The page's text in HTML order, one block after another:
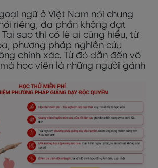
ngữ ở Việt Nam nói chung
riêng, đa phần không đạt
sao thì có lẽ ai cũng hiểu, từ
phương pháp nghiên cứu
chính xác. Từ đó dẫn đến vô
học viên là những người gánh